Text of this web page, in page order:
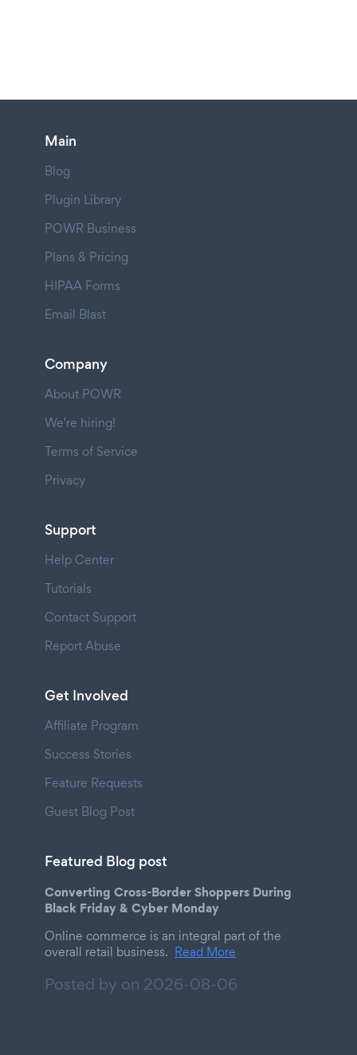
Main
Blog
Plugin Library
POWR Business
Plans & Pricing
HIPAA Forms
Email Blast
Company
About POWR
We're hiring!
Terms of Service
Privacy
Support
Help Center
Tutorials
Contact Support
Report Abuse
Get Involved
Affiliate Program
Success Stories
Feature Requests
Guest Blog Post
Featured Blog post
Converting Cross-Border Shoppers During
Black Friday & Cyber Monday
Online commerce is an integral part of the
overall retail business. Read More
Posted by on 2026-08-06